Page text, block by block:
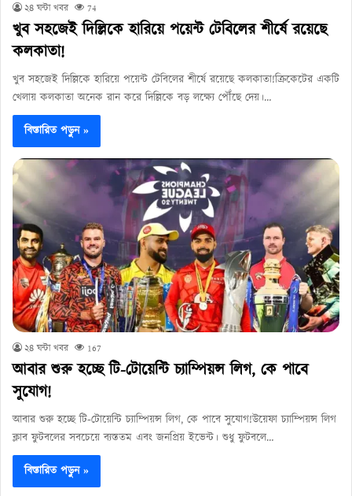
২৪ ঘন্টা খবর 74
খুব সহজেই দিল্লিকে হারিয়ে পয়েন্ট টেবিলের শীর্ষে রয়েছে
কলকাতা!
খুব সহজেই দিল্লিকে হারিয়ে পয়েন্ট টেবিলের শীর্ষে রয়েছে কলকাতা!ক্রিকেটের একটি
খেলায় কলকাতা অনেক রান করে দিল্লিকে বড় লক্ষ্যে পৌঁছে দেয়।…
বিস্তারিত পড়ুন »
২৪ ঘন্টা খবর 167
আবার শুরু হচ্ছে টি-টোয়েন্টি চ্যাম্পিয়ন্স লিগ, কে পাবে
সুযোগ!
আবার শুরু হচ্ছে টি-টোয়েন্টি চ্যাম্পিয়ন্স লিগ, কে পাবে সুযোগ!উয়েফা চ্যাম্পিয়ন্স লিগ
ক্লাব ফুটবলের সবচেয়ে ব্যস্ততম এবং জনপ্রিয় ইভেন্ট। শুধু ফুটবলে…
বিস্তারিত পড়ুন »